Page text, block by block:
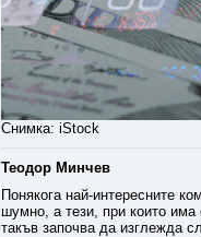
Снимка: iStock
Теодор Минчев
Понякога най-интересните
шумно, а тези, при които
такъв започва да изглежда